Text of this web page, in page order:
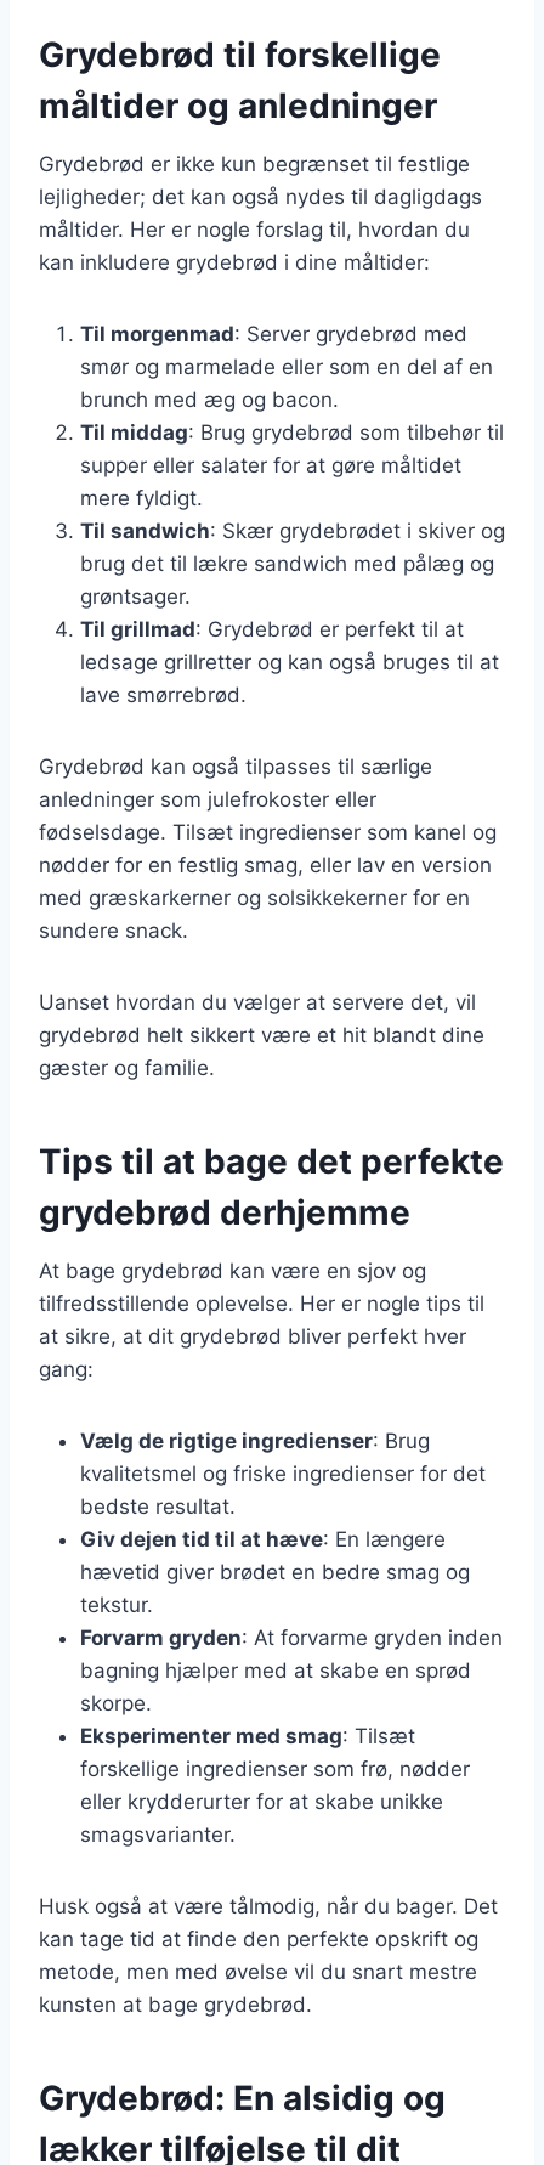
Grydebrød til forskellige
måltider og anledninger
Grydebrød er ikke kun begrænset til festlige
lejligheder; det kan også nydes til dagligdags
måltider. Her er nogle forslag til, hvordan du
kan inkludere grydebrød i dine måltider:
Til morgenmad: Server grydebrød med
smør og marmelade eller som en del af en
brunch med æg og bacon.
Til middag: Brug grydebrød som tilbehør til
supper eller salater for at gøre måltidet
mere fyldigt.
Til sandwich: Skær grydebrødet i skiver og
brug det til lækre sandwich med pålæg og
grøntsager.
Til grillmad: Grydebrød er perfekt til at
ledsage grillretter og kan også bruges til at
lave smørrebrød.
Grydebrød kan også tilpasses til særlige
anledninger som julefrokoster eller
fødselsdage. Tilsæt ingredienser som kanel og
nødder for en festlig smag, eller lav en version
med græskarkerner og solsikkekerner for en
sundere snack.
Uanset hvordan du vælger at servere det, vil
grydebrød helt sikkert være et hit blandt dine
gæster og familie.
Tips til at bage det perfekte
grydebrød derhjemme
At bage grydebrød kan være en sjov og
tilfredsstillende oplevelse. Her er nogle tips til
at sikre, at dit grydebrød bliver perfekt hver
gang:
Vælg de rigtige ingredienser: Brug
kvalitetsmel og friske ingredienser for det
bedste resultat.
Giv dejen tid til at hæve: En længere
hævetid giver brødet en bedre smag og
tekstur.
Forvarm gryden: At forvarme gryden inden
bagning hjælper med at skabe en sprød
skorpe.
Eksperimenter med smag: Tilsæt
forskellige ingredienser som frø, nødder
eller krydderurter for at skabe unikke
smagsvarianter.
Husk også at være tålmodig, når du bager. Det
kan tage tid at finde den perfekte opskrift og
metode, men med øvelse vil du snart mestre
kunsten at bage grydebrød.
Grydebrød: En alsidig og
lækker tilføjelse til dit